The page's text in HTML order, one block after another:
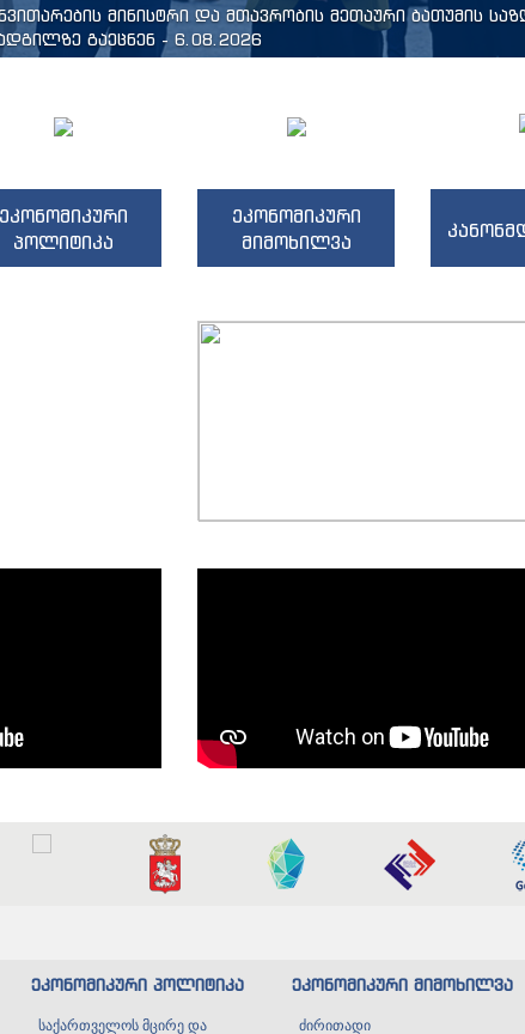
მინისტრი და მთავრობის მეთაური ბათუმის
გაეცნენ - 6.08.2026
ეკონომიკური
პოლიტიკა
ეკონომიკური
მიმოხილვა
ეკონომიკური პოლიტიკა
საქართველოს მცირე და
ეკონომიკური მიმოხილვა
ძირითადი